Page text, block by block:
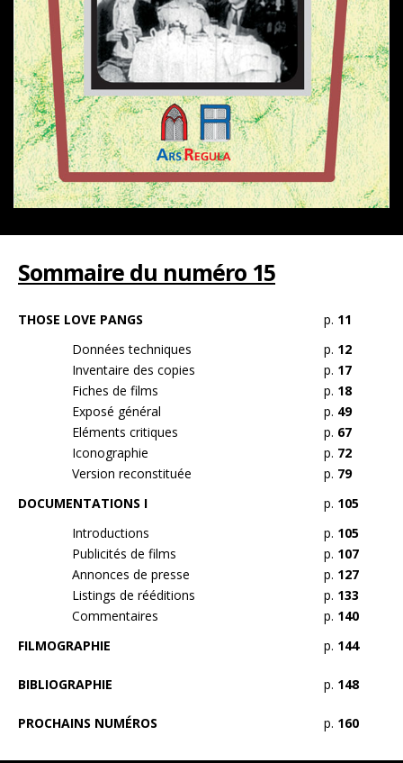
Sommaire du numéro 15
THOSE LOVE PANGS p. 11
Données techniques
p. 12
Inventaire des copies
p. 17
Fiches de films
p. 18
Exposé général
p. 49
Eléments critiques
p. 67
Iconographie
p. 72
Version reconstituée
p. 79
DOCUMENTATIONS I
p. 105
Introductions
p. 105
Publicités de films
p. 107
Annonces de presse
p. 127
Listings de rééditions
p. 133
Commentaires
p. 140
FILMOGRAPHIE
p. 144
BIBLIOGRAPHIE p. 148
PROCHAINS NUMÉROS p. 160